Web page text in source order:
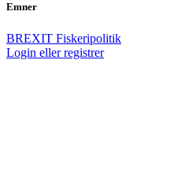
Emner
BREXIT Fiskeripolitik
Login eller registrer